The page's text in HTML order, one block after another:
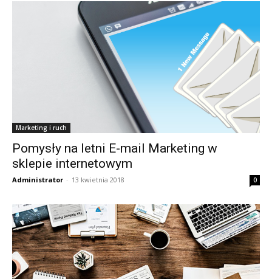
Marketing i ruch
Pomysły na letni E-mail Marketing w
sklepie internetowym
Administrator - 13 kwietnia 2018 0